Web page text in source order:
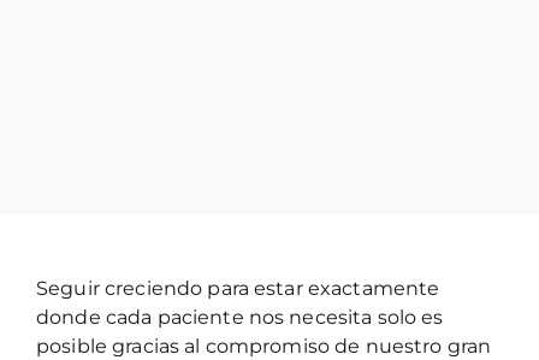
Seguir creciendo para estar exactamente
donde cada paciente nos necesita solo es
posible gracias al compromiso de nuestro gran